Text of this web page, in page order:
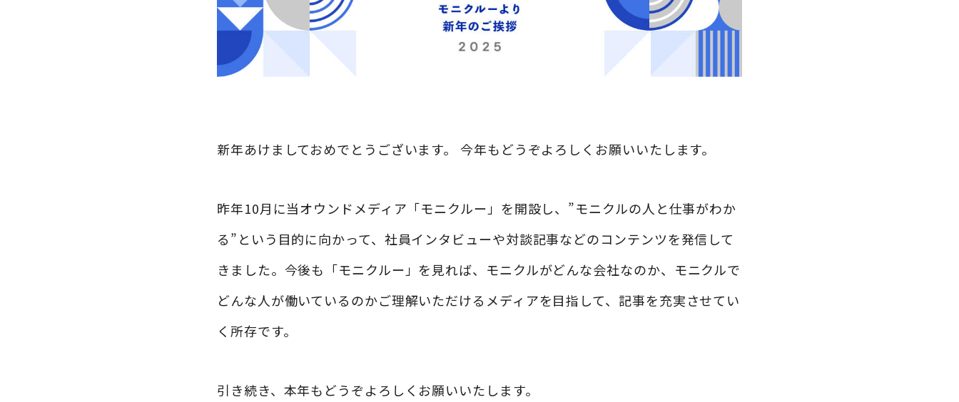
新年あけましておめでとうございます。 今年もどうぞよろしくお願いいたします。
昨年10月に当オウンドメディア「モニクルー」を開設し、”モニクルの人と仕事がわか
る”という目的に向かって、社員インタビューや対談記事などのコンテンツを発信して
きました。今後も「モニクルー」を見れば、モニクルがどんな会社なのか、モニクルで
どんな人が働いているのかご理解いただけるメディアを目指して、記事を充実させてい
く所存です。
引き続き、本年もどうぞよろしくお願いいたします。